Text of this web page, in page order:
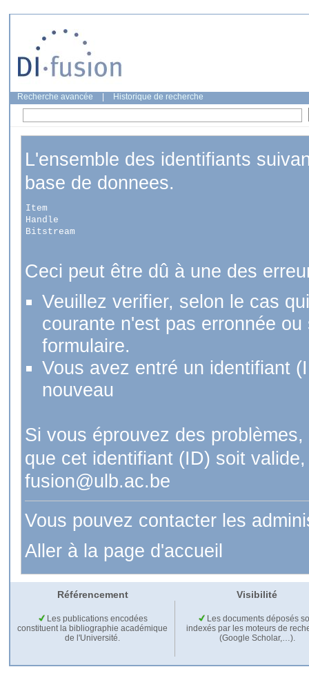
Recherche avancée Historique de recherche
L'ensemble des identifiants
base de donnees.
Item
Handle
Bitstream
Ceci peut être dû à une des
Veuillez verifier, selon le cas
courante n'est pas erronnée
formulaire.
Vous avez entré un identifiant
nouveau
Si vous éprouvez des
que cet identifiant (ID) soit
fusion@ulb.ac.be
Vous pouvez contacter les
Aller à la page d'accueil
Référencement Visibilité
Les publications encodées
constituent la bibliographie académique
de l'Université.
Les documents déposés
indexés par les moteurs de
(Google Scholar,…).